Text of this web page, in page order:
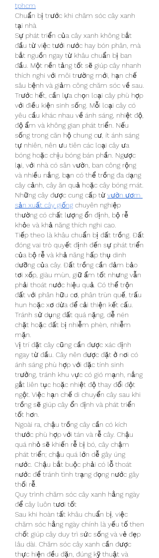
tphcm
Chuẩn bị trước khi chăm sóc cây xanh
tại nhà
Sự phát triển của cây xanh không bắt
đầu từ việc tưới nước hay bón phân, mà
bắt nguồn ngay từ khâu chuẩn bị ban
đầu. Một nền tảng tốt sẽ giúp cây nhanh
thích nghi với môi trường mới, hạn chế
sâu bệnh và giảm công chăm sóc về sau.
Trước hết, cần lựa chọn loại cây phù hợp
với điều kiện sinh sống. Mỗi loại cây có
yêu cầu khác nhau về ánh sáng, nhiệt độ,
độ ẩm và không gian phát triển. Nếu
sống trong căn hộ chung cư, ít ánh sáng
tự nhiên, nên ưu tiên các loại cây ưa
bóng hoặc chịu bóng bán phần. Ngược
lại, với nhà có sân vườn, ban công rộng
và nhiều nắng, bạn có thể trồng đa dạng
cây cảnh, cây ăn quả hoặc cây bóng mát.
Những cây được cung cấp từ vườn ươm
sản xuất cây giống chuyên nghiệp
thường có chất lượng ổn định, bộ rễ
khỏe và khả năng thích nghi cao.
Tiếp theo là khâu chuẩn bị đất trồng. Đất
đóng vai trò quyết định đến sự phát triển
của bộ rễ và khả năng hấp thụ dinh
dưỡng của cây. Đất trồng cần đảm bảo
tơi xốp, giàu mùn, giữ ẩm tốt nhưng vẫn
phải thoát nước hiệu quả. Có thể trộn
đất với phân hữu cơ, phân trùn quế, trấu
hun hoặc xơ dừa để cải thiện kết cấu.
Tránh sử dụng đất quá nặng, dễ nén
chặt hoặc đất bị nhiễm phèn, nhiễm
mặn.
Vị trí đặt cây cũng cần được xác định
ngay từ đầu. Cây nên được đặt ở nơi có
ánh sáng phù hợp với đặc tính sinh
trưởng, tránh khu vực có gió mạnh, nắng
gắt liên tục hoặc nhiệt độ thay đổi đột
ngột. Việc hạn chế di chuyển cây sau khi
trồng sẽ giúp cây ổn định và phát triển
tốt hơn.
Ngoài ra, chậu trồng cây cần có kích
thước phù hợp với tán và rễ cây. Chậu
quá nhỏ sẽ khiến rễ bị bó, cây chậm
phát triển; chậu quá lớn dễ gây úng
nước. Chậu bắt buộc phải có lỗ thoát
nước để tránh tình trạng đọng nước gây
thối rễ.
Quy trình chăm sóc cây xanh hằng ngày
để cây luôn tươi tốt
Sau khi hoàn tất khâu chuẩn bị, việc
chăm sóc hằng ngày chính là yếu tố then
chốt giúp cây duy trì sức sống và vẻ đẹp
lâu dài. Chăm sóc cây xanh cần được
thực hiện đều đặn, đúng kỹ thuật và